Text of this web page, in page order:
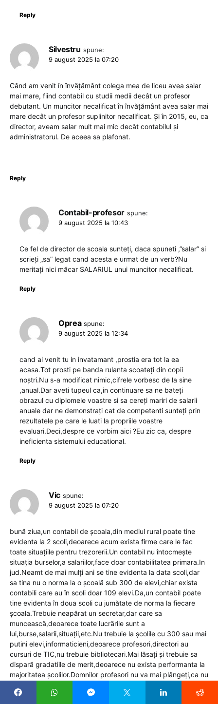
Reply
Silvestru spune:
9 august 2025 la 07:20
Când am venit în învățământ colega mea de liceu avea salar
mai mare, fiind contabil cu studii medii decât un profesor
debutant. Un muncitor necalificat în învățământ avea salar mai
mare decât un profesor suplinitor necalificat. Și în 2015, eu, ca
director, aveam salar mult mai mic decât contabilul și
administratorul. De aceea sa plafonat.
Reply
Contabil-profesor spune:
9 august 2025 la 10:43
Ce fel de director de scoala sunteți, daca spuneti ,”salar” si
scrieți „sa” legat cand acesta e urmat de un verb?Nu
meritați nici măcar SALARIUL unui muncitor necalificat.
Reply
Oprea spune:
9 august 2025 la 12:34
cand ai venit tu in invatamant ,prostia era tot la ea
acasa.Tot prosti pe banda rulanta scoateți din copii
noștri.Nu s-a modificat nimic,cifrele vorbesc de la sine
,anual.Dar aveti tupeul ca,in continuare sa ne bateți
obrazul cu diplomele voastre si sa cereți mariri de salarii
anuale dar ne demonstrați cat de competenti sunteți prin
rezultatele pe care le luati la propriile voastre
evaluari.Deci,despre ce vorbim aici ?Eu zic ca, despre
ineficienta sistemului educational.
Reply
Vic spune:
9 august 2025 la 07:20
bună ziua,un contabil de școala,din mediul rural poate tine
evidenta la 2 scoli,deoarece acum exista firme care le fac
toate situațiile pentru trezorerii.Un contabil nu întocmește
situația burselor,a salariilor,face doar contabilitatea primara.In
jud.Neamt de mai mulți ani se tine evidenta la data scoli,dar
sa tina nu o norma la o școală sub 300 de elevi,chiar exista
contabili care au în scoli doar 109 elevi.Da,un contabil poate
tine evidenta în doua scoli cu jumătate de norma la fiecare
școala.Trebuie neapărat un secretar,dar care sa
muncească,deoarece toate lucrările sunt a
lui,burse,salarii,situații,etc.Nu trebuie la școlile cu 300 sau mai
putini elevi,informaticieni,deoarece profesori,directori au
cursuri de TIC,nu trebuie bibliotecari.Mai lăsați și trebuie sa
dispară gradatiile de merit,deoarece nu exista performanta la
majoritatea școlilor.Domnilor profesori nu va mai plângeți,ca nu
gradația de merit e pentru ceea ce aveți în fisa